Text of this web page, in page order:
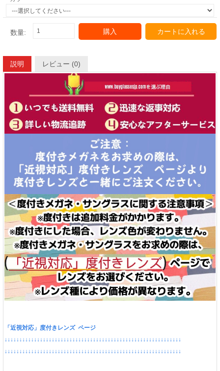
数量: 購入 カートに入れる
説明 レビュー (0)
「近視対応」度付きレンズ ページ
↓↓↓↓↓↓↓↓↓↓↓↓↓↓↓↓↓↓↓↓↓↓↓↓↓↓↓↓↓↓↓↓↓↓↓↓↓↓↓↓↓↓↓↓↓↓↓↓↓↓↓↓↓↓↓↓↓↓↓↓
↓↓↓↓↓↓↓↓↓↓↓↓↓↓↓↓↓↓↓↓↓↓↓↓↓↓↓↓↓↓↓↓↓↓↓↓↓↓↓↓↓↓↓↓↓↓↓↓↓↓↓↓↓↓↓↓↓↓↓↓